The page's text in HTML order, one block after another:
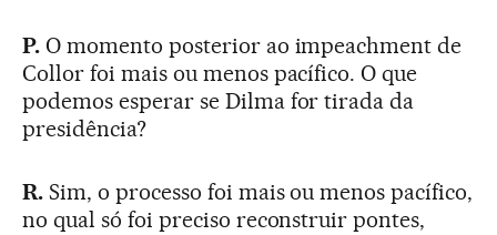
P. O momento posterior ao impeachment de
Collor foi mais ou menos pacífico. O que
podemos esperar se Dilma for tirada da
presidência?
R.Sim, o processo foi mais ou menos pacífico,
no qual só foi preciso reconstruir pontes,